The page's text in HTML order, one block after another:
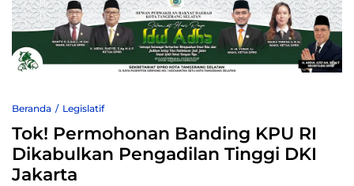
Beranda Legislatif
Tok! Permohonan Banding KPU RI
Dikabulkan Pengadilan Tinggi DKI
Jakarta